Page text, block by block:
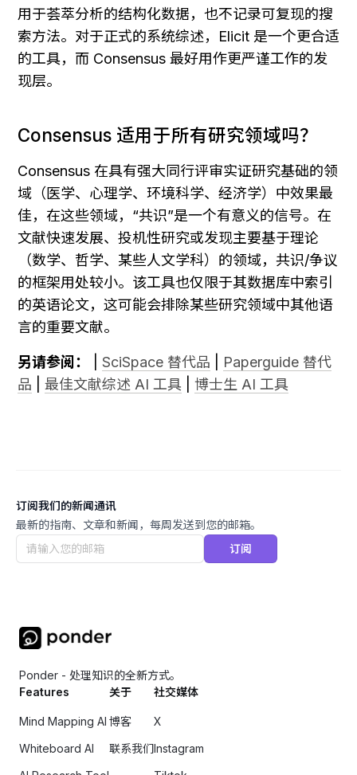
用于荟萃分析的结构化数据，也不记录可复现的搜
索方法。对于正式的系统综述，Elicit 是一个更合适
的工具，而 Consensus 最好用作更严谨工作的发
现层。
Consensus 适用于所有研究领域吗？
Consensus 在具有强大同行评审实证研究基础的领
域（医学、心理学、环境科学、经济学）中效果最
佳，在这些领域，“共识”是一个有意义的信号。在
文献快速发展、投机性研究或发现主要基于理论
（数学、哲学、某些人文学科）的领域，共识/争议
的框架用处较小。该工具也仅限于其数据库中索引
的英语论文，这可能会排除某些研究领域中其他语
言的重要文献。
另请参阅： SciSpace 替代品
Paperguide 替代
品
最佳文献综述 AI 工具 博士生 AI 工具
订阅我们的新闻通讯
最新的指南、文章和新闻，每周发送到您的邮箱。
订阅
Ponder - 处理知识的全新方式。
Features
Mind Mapping AI
Whiteboard AI
关于
博客
联系我们
社交媒体
X
Instagram